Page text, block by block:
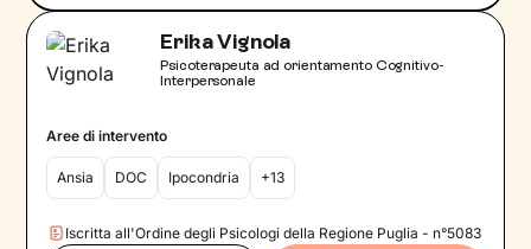
Erika Vignola
Psicoterapeuta ad orientamento Cognitivo-
Interpersonale
Aree di intervento
Ansia DOC Ipocondria +13
Iscritta all'Ordine degli Psicologi della Regione Puglia - n°5083